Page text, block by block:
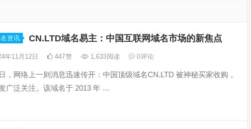
资讯 CN.LTD域名易主：中国互联网域名市场的新焦点
年11月12日 447赞 1,633阅读 0评论
，网络上一则消息迅速传开：中国顶级域名CN.LTD 被神秘买家收购，
广泛关注。该域名于 2013 年 …